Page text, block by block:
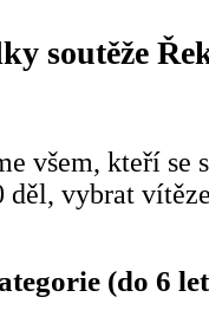
soutěže
všem, kteří se
děl, vybrat
(do 6